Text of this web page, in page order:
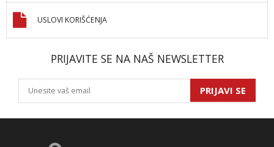
USLOVI KORIŠĆENJA
PRIJAVITE SE NA NAŠ NEWSLETTER
PRIJAVI SE